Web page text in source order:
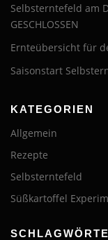
Selbsterntefeld am
GESCHLOSSEN
Ernteübersicht für
Saisonstart
KATEGORIEN
Allgemein
Rezepte
Selbsterntefeld
Süßkartoffel